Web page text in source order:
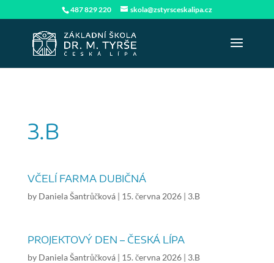
487 829 220 skola@zstyrsceskalipa.cz
3.B
VČELÍ FARMA DUBIČNÁ
by Daniela Šantrůčková| 15. června 2026| 3.B
PROJEKTOVÝ DEN – ČESKÁ LÍPA
by Daniela Šantrůčková| 15. června 2026| 3.B